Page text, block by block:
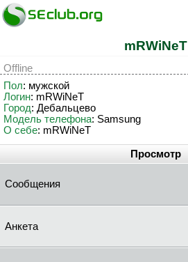
mRWiNeT
Offline
Пол: мужской
Логин: mRWiNeT
Город: Дебальцево
Модель телефона: Samsung
О себе: mRWiNeT
Просмотр
Сообщения
Анкета